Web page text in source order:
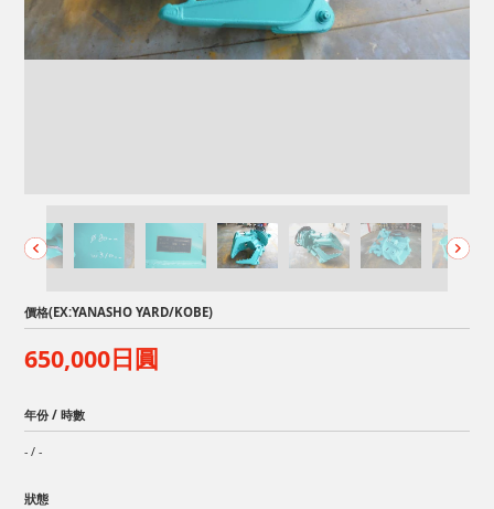
價格(EX:YANASHO YARD/KOBE)
650,000日圓
年份 / 時數
- / -
狀態